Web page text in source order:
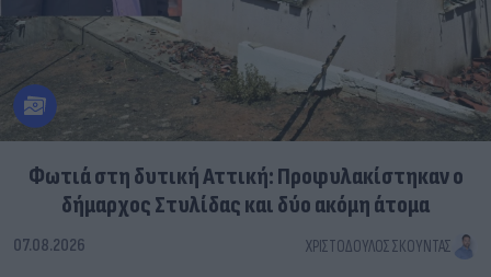
Φωτιά στη δυτική Αττική: Προφυλακίστηκαν ο
δήμαρχος Στυλίδας και δύο ακόμη άτομα
07.08.2026 ΧΡΙΣΤΌΔΟΥΛΟΣ ΣΚΟΎΝΤΑΣ